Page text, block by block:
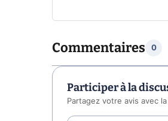
Commentaires 0
Participer à la
Partagez votre avis avec